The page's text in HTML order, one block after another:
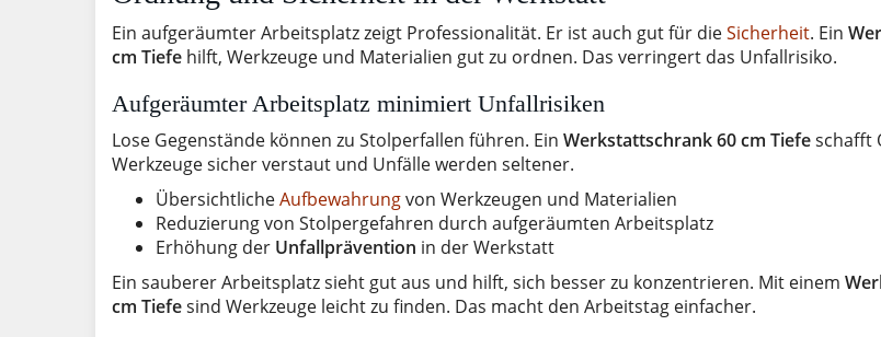
Ein aufgeräumter Arbeitsplatz zeigt Professionalität. Er ist auch gut für dieSicherheit. Ein
cm Tiefe hilft, Werkzeuge und Materialien gut zu ordnen. Das verringert das Unfallrisiko.
Aufgeräumter Arbeitsplatz minimiert Unfallrisiken
Lose Gegenstände können zu Stolperfallen führen. Ein Werkstattschrank 60 cm Tiefeschafft
Werkzeuge sicher verstaut und Unfälle werden seltener.
ÜbersichtlicheAufbewahrungvon Werkzeugen und Materialien
Reduzierung von Stolpergefahren durch aufgeräumten Arbeitsplatz
Erhöhung der Unfallprävention in der Werkstatt
Ein sauberer Arbeitsplatz sieht gut aus und hilft, sich besser zu konzentrieren. Mit einem
cm Tiefesind Werkzeuge leicht zu finden. Das macht den Arbeitstag einfacher.